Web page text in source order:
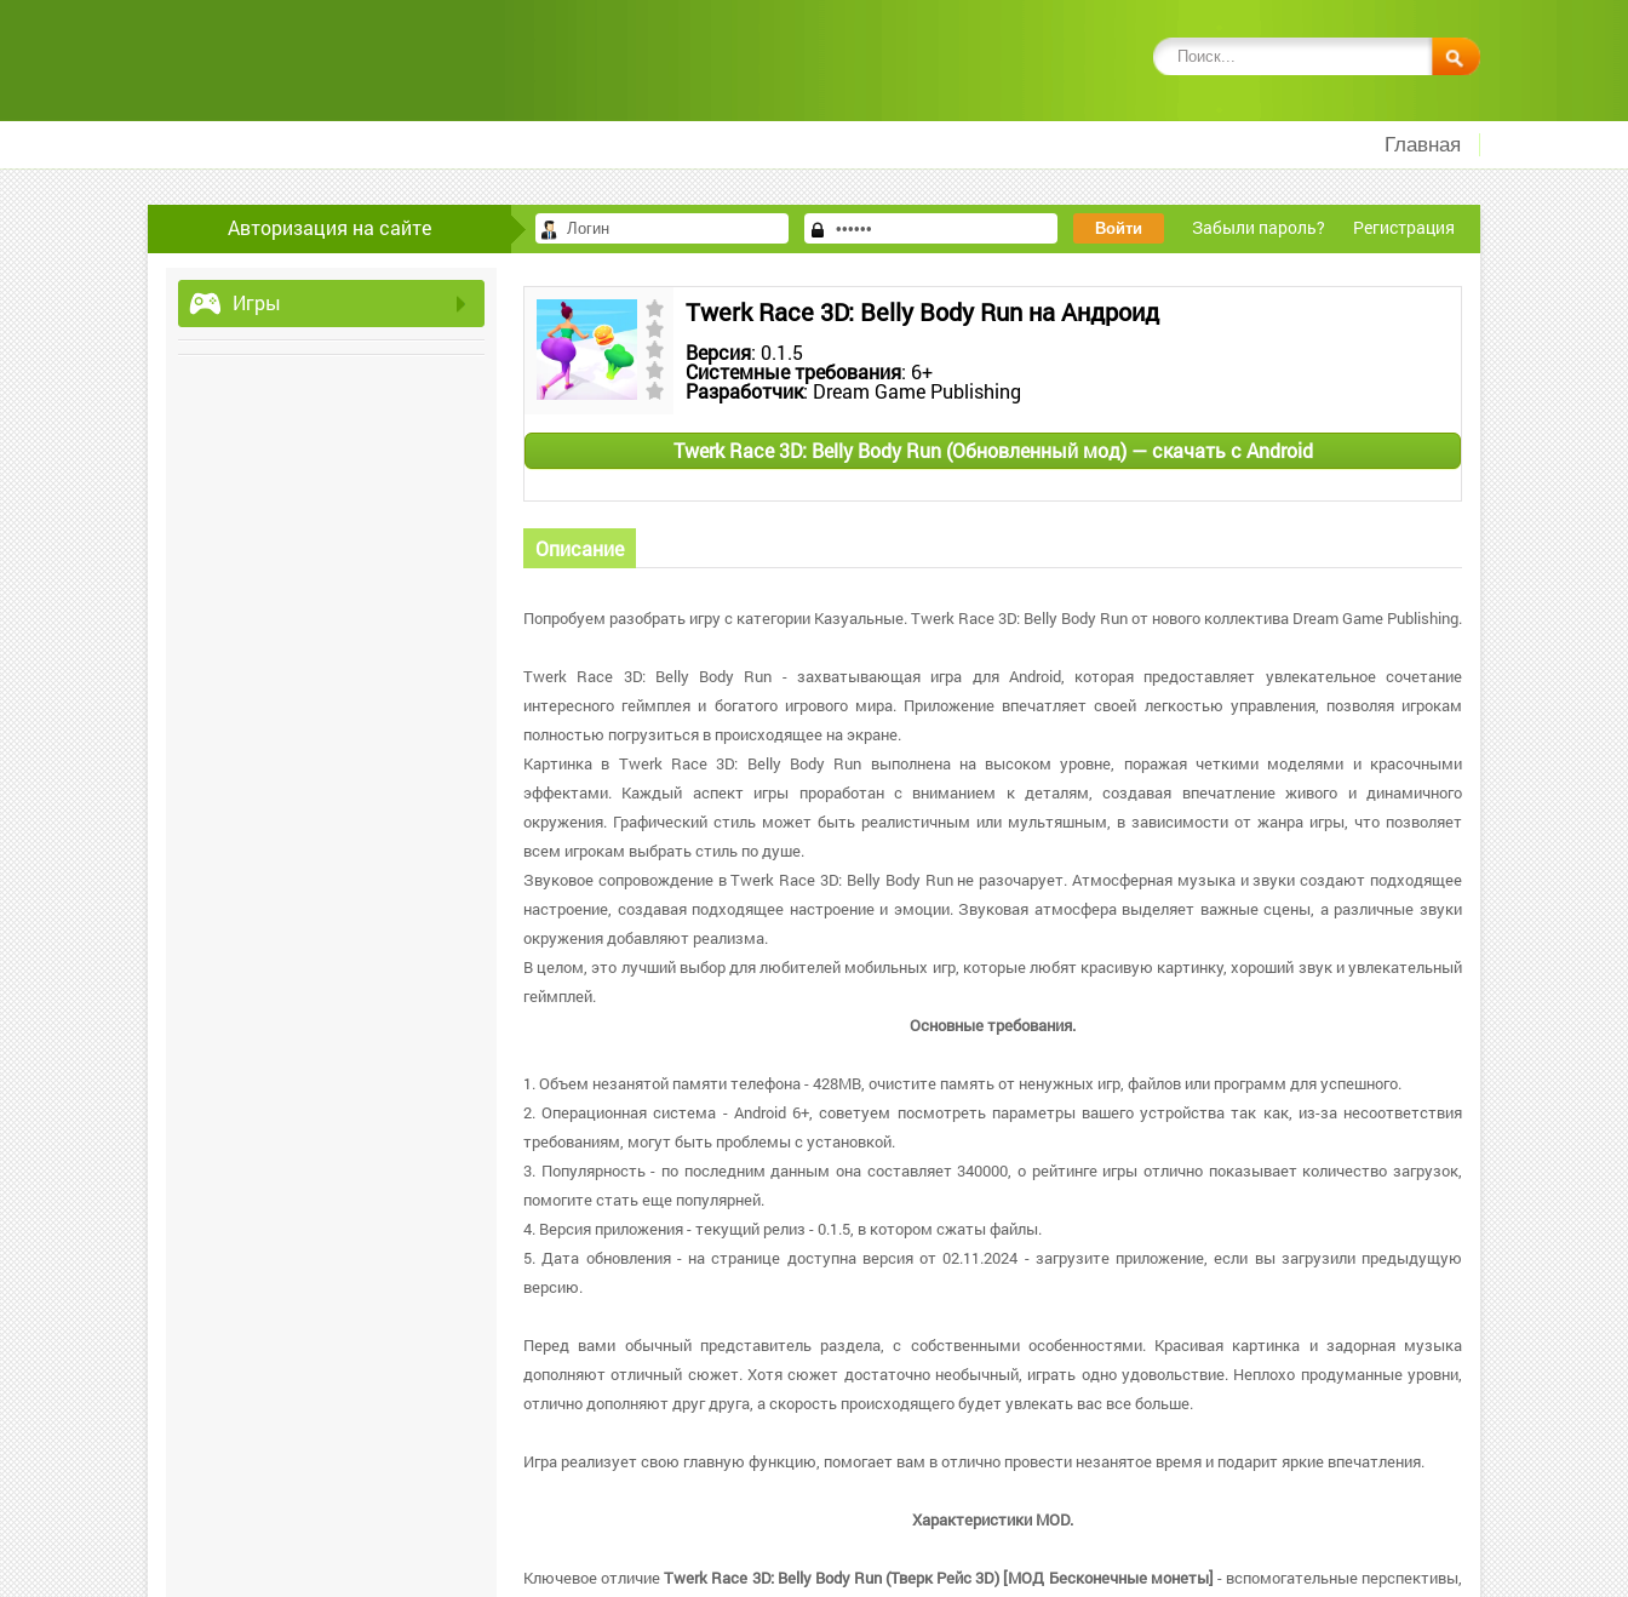
Главная
Авторизация на сайте Забыли пароль? Регистрация
Игры Twerk Race 3D: Belly Body Run на Андроид
Версия: 0.1.5
Системные требования: 6+
Разработчик: Dream Game Publishing
Twerk Race 3D: Belly Body Run (Обновленный мод) — скачать с Android
Описание
Попробуем разобрать игру с категории Казуальные. Twerk Race 3D: Belly Body Run от нового коллектива Dream Game Publishing.
Twerk Race 3D: Belly Body Run - захватывающая игра для Android, которая предоставляет увлекательное сочетание
интересного геймплея и богатого игрового мира. Приложение впечатляет своей легкостью управления, позволяя игрокам
полностью погрузиться в происходящее на экране.
Картинка в Twerk Race 3D: Belly Body Run выполнена на высоком уровне, поражая четкими моделями и красочными
эффектами. Каждый аспект игры проработан с вниманием к деталям, создавая впечатление живого и динамичного
окружения. Графический стиль может быть реалистичным или мультяшным, в зависимости от жанра игры, что позволяет
всем игрокам выбрать стиль по душе.
Звуковое сопровождение в Twerk Race 3D: Belly Body Run не разочарует. Атмосферная музыка и звуки создают подходящее
настроение, создавая подходящее настроение и эмоции. Звуковая атмосфера выделяет важные сцены, а различные звуки
окружения добавляют реализма.
В целом, это лучший выбор для любителей мобильных игр, которые любят красивую картинку, хороший звук и увлекательный
геймплей.
Основные требования.
1. Объем незанятой памяти телефона - 428MB, очистите память от ненужных игр, файлов или программ для успешного.
2. Операционная система - Android 6+, советуем посмотреть параметры вашего устройства так как, из-за несоответствия
требованиям, могут быть проблемы с установкой.
3. Популярность - по последним данным она составляет 340000, о рейтинге игры отлично показывает количество загрузок,
помогите стать еще популярней.
4. Версия приложения - текущий релиз - 0.1.5, в котором сжаты файлы.
5. Дата обновления - на странице доступна версия от 02.11.2024 - загрузите приложение, если вы загрузили предыдущую
версию.
Перед вами обычный представитель раздела, с собственными особенностями. Красивая картинка и задорная музыка
дополняют отличный сюжет. Хотя сюжет достаточно необычный, играть одно удовольствие. Неплохо продуманные уровни,
отлично дополняют друг друга, а скорость происходящего будет увлекать вас все больше.
Игра реализует свою главную функцию, помогает вам в отлично провести незанятое время и подарит яркие впечатления.
Характеристики MOD.
Ключевое отличиеTwerk Race 3D: Belly Body Run (Тверк Рейс 3D) [МОД Бесконечные монеты] - вспомогательные перспективы,